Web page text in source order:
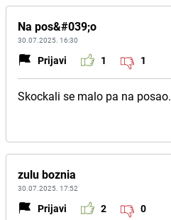
Na pos&#039;o
30.07.2025. 16:30
Prijavi 1 1
Skockali se malo pa na posao.
zulu boznia
30.07.2025. 17:52
Prijavi 2 0